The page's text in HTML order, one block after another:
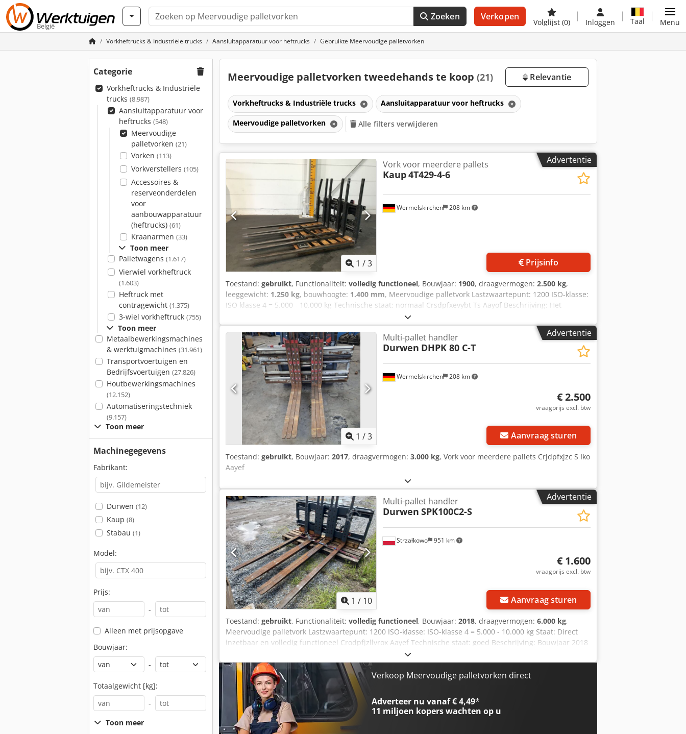
België
Zoeken Verkopen
Volglijst (0) Inloggen Taal Menu
Vorkheftrucks & Industriële trucks Aansluitapparatuur voor heftrucks Gebruikte Meervoudige palletvorken
Categorie
Vorkheftrucks & Industriële
trucks (8.987)
Aansluitapparatuur voor
heftrucks (548)
Meervoudige
palletvorken (21)
Vorken (113)
Vorkverstellers (105)
Accessoires &
reserveonderdelen
voor
aanbouwapparatuur
(heftrucks) (61)
Kraanarmen (33)
Toon meer
Palletwagens (1.617)
Vierwiel vorkheftruck
(1.603)
Heftruck met
contragewicht (1.375)
3-wiel vorkheftruck (755)
Toon meer
Metaalbewerkingsmachines
& werktuigmachines (31.961)
Transportvoertuigen en
Bedrijfsvoertuigen (27.826)
Houtbewerkingsmachines
(12.152)
Automatiseringstechniek
(9.157)
Toon meer
Machinegegevens
Fabrikant:
Durwen (12)
Kaup (8)
Stabau (1)
Model:
Prijs:
-
Alleen met prijsopgave
Bouwjaar:
-
Totaalgewicht [kg]:
-
Toon meer
Meervoudige palletvorken tweedehands te koop (21) Relevantie
Vorkheftrucks & Industriële trucks Aansluitapparatuur voor heftrucks
Meervoudige palletvorken Alle filters verwijderen
Advertentie
1 /3
Wermelskirchen 208 km
Vork voor meerdere pallets
Kaup4T429-4-6
Prijsinfo
Toestand: gebruikt, Functionaliteit: volledig functioneel, Bouwjaar: 1900, draagvermogen: 2.500 kg,
leeggewicht: 1.250 kg, bouwhoogte: 1.400 mm, Meervoudige palletvork Lastzwaartepunt: 1200 ISO-klasse:
ISO klasse 4 = 5.000 - 10.000 kg Technische staat: normaal Crsdpfxevybt Ts Aayof Beschrijving: Het
apparaat wordt indien nodig gedeeltelijk overgespoten, technisch en UVV-gekeurd. Prijzen op aanvraag
verkrijgbaar.
Advertentie
1 /3
Wermelskirchen 208 km
Multi-pallet handler
Durwen DHPK 80 C-T
€ 2.500
vraagprijs excl. btw
Aanvraag sturen
Toestand: gebruikt, Bouwjaar: 2017, draagvermogen: 3.000 kg, Vork voor meerdere pallets Crjdpfxjzc S Iko
Aayef
Advertentie
1 / 10
Strzałkowo 951 km
Multi-pallet handler
Durwen SPK100C2-S
€ 1.600
vraagprijs excl. btw
Aanvraag sturen
Toestand: gebruikt, Functionaliteit: volledig functioneel, Bouwjaar: 2018, draagvermogen: 6.000 kg,
Meervoudige palletvork Lastzwaartepunt: 1200 ISO-klasse: ISO-klasse 4 = 5.000 - 10.000 kg Staat: Direct
inzetbaar en volledig functioneel Crodpfjzllvrox Aayef Technische staat: goed Beschrijving: Bouwjaar 2018
ISO 4B (61 cm) Capaciteit 6000 kg Zijdelingse verschuiving Openingsbereik 1340-2700 mm Breedte 2260
mm Vorklengte 2400 mm ID OS2028
Verkoop Meervoudige palletvorken direct
Adverteer nu vanaf € 4,49*
11 miljoen koperswachten op u